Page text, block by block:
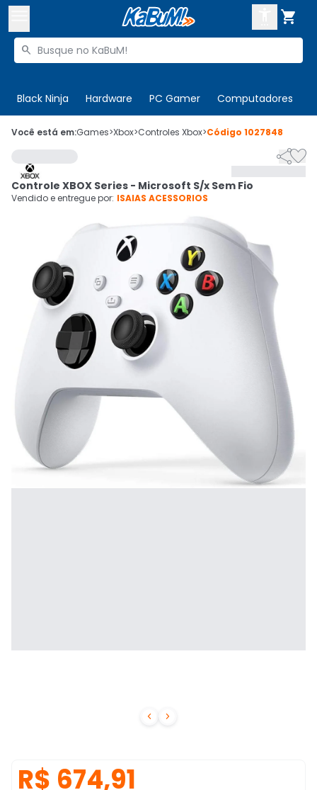

Buscar produtos

Black Ninja Hardware PC Gamer Computadores
 Olá. Acesse sua conta
 Departamentos
Cupons
Mais Vendidos
Ativar tradutor em libras
CADASTRE-SE
Você está em:Games>Xbox>Controles Xbox>Código 1027848
 

Controle XBOX Series - Microsoft S/x Sem Fio
Vendido e entregue por: ISAIAS ACESSORIOS
R$ 674,91